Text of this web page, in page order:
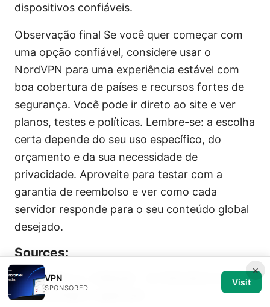
dispositivos confiáveis.
Observação final Se você quer começar com
uma opção confiável, considere usar o
NordVPN para uma experiência estável com
boa cobertura de países e recursos fortes de
segurança. Você pode ir direto ao site e ver
planos, testes e políticas. Lembre-se: a escolha
certa depende do seu uso específico, do
orçamento e da sua necessidade de
privacidade. Aproveite para testar com a
garantia de reembolso e ver como cada
servidor responde para o seu conteúdo global
desejado.
Sources:
国内能用的vpn 完整指南：在中国也能安全访问互
联网的实用要点与最新选择
×
VPN
SPONSORED
Visit